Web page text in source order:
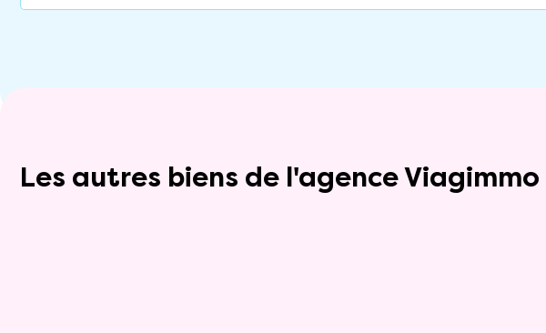
Les autres biens de l'agence Viagimmo